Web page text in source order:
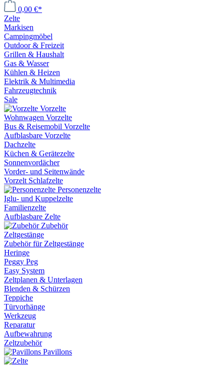
0,00 €*
Zelte
Markisen
Campingmöbel
Outdoor & Freizeit
Grillen & Haushalt
Gas & Wasser
Kühlen & Heizen
Elektrik & Multimedia
Fahrzeugtechnik
Sale
Vorzelte
Wohnwagen Vorzelte
Bus & Reisemobil Vorzelte
Aufblasbare Vorzelte
Dachzelte
Küchen & Gerätezelte
Sonnenvordächer
Vorder- und Seitenwände
Vorzelt Schlafzelte
Personenzelte
Iglu- und Kuppelzelte
Familienzelte
Aufblasbare Zelte
Zubehör
Zeltgestänge
Zubehör für Zeltgestänge
Heringe
Peggy Peg
Easy System
Zeltplanen & Unterlagen
Blenden & Schürzen
Teppiche
Türvorhänge
Werkzeug
Reparatur
Aufbewahrung
Zeltzubehör
Pavillons